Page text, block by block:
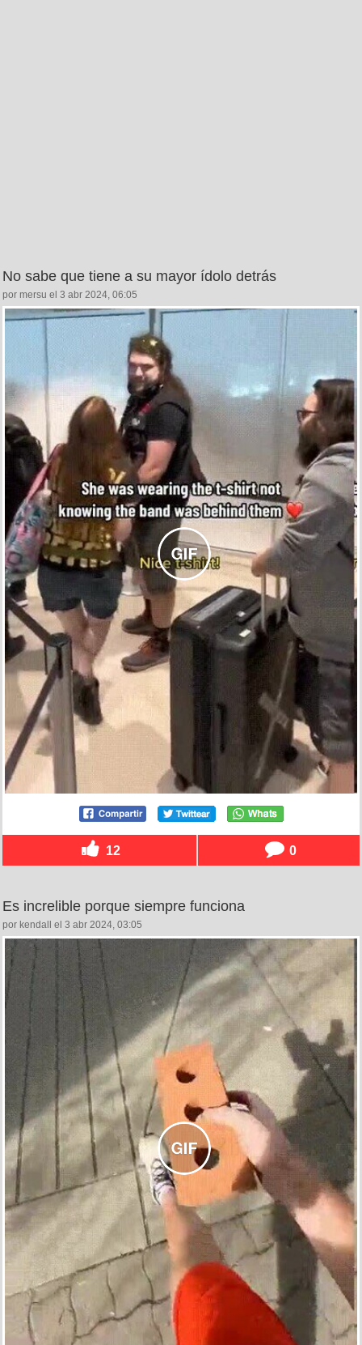
No sabe que tiene a su mayor ídolo detrás
por mersu el 3 abr 2024, 06:05
12 0
Es increlible porque siempre funciona
por kendall el 3 abr 2024, 03:05